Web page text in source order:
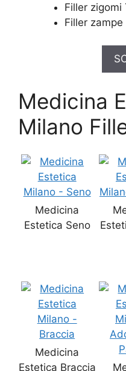
Filler zigomi
Filler
Medicina
Milano
Medicina
Estetica Seno
Medicina
Estetica Braccia